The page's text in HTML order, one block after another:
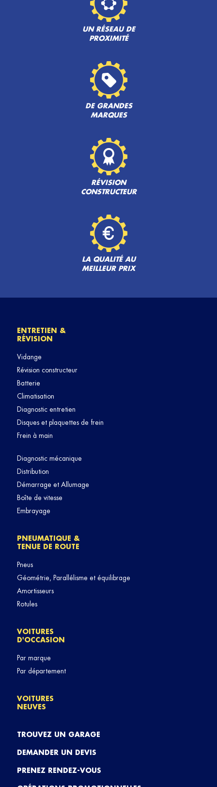
UN RÉSEAU DE
PROXIMITÉ
DE GRANDES
MARQUES
RÉVISION
CONSTRUCTEUR
LA QUALITÉ AU
MEILLEUR PRIX
ENTRETIEN &
RÉVISION
Vidange
Révision constructeur
Batterie
Climatisation
Diagnostic entretien
Disques et plaquettes de frein
Frein à main
Diagnostic mécanique
Distribution
Démarrage et Allumage
Boîte de vitesse
Embrayage
PNEUMATIQUE &
TENUE DE ROUTE
Pneus
Géométrie, Parallélisme et équilibrage
Amortisseurs
Rotules
VOITURES
D'OCCASION
Par marque
Par département
VOITURES
NEUVES
TROUVEZ UN GARAGE
DEMANDER UN DEVIS
PRENEZ RENDEZ-VOUS